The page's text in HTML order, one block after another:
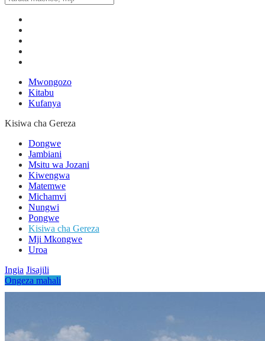
Mwongozo
Kitabu
Kufanya
Kisiwa cha Gereza
Dongwe
Jambiani
Msitu wa Jozani
Kiwengwa
Matemwe
Michamvi
Nungwi
Pongwe
Kisiwa cha Gereza
Mji Mkongwe
Uroa
Ingia Jisajili
Ongeza mahali